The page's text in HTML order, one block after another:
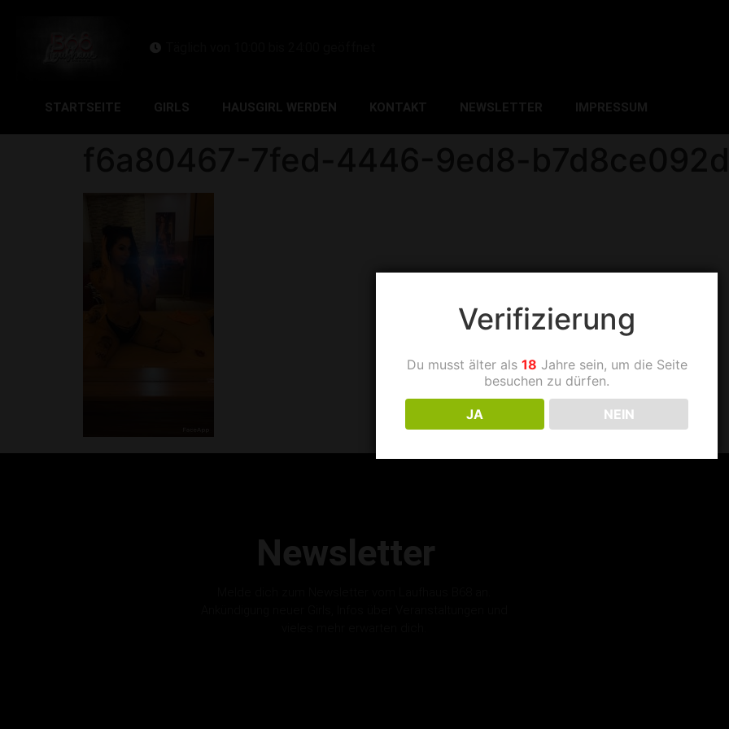
STARTSEITE GIRLS HAUSGIRL WERDEN KONTAKT NEWSLETTER IMPRESSUM
Newsletter
Verifizierung
Du musst älter als 18 Jahre sein, um die Seite
besuchen zu dürfen.
JA NEIN